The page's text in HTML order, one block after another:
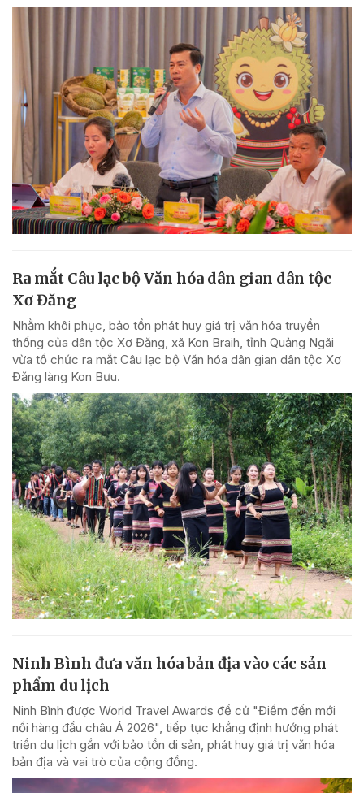
Ra mắt Câu lạc bộ Văn hóa dân gian dân tộc
Xơ Đăng
Nhằm khôi phục, bảo tồn phát huy giá trị văn hóa truyền
thống của dân tộc Xơ Đăng, xã Kon Braih, tỉnh Quảng Ngãi
vừa tổ chức ra mắt Câu lạc bộ Văn hóa dân gian dân tộc Xơ
Đăng làng Kon Bưu.
Ninh Bình đưa văn hóa bản địa vào các sản
phẩm du lịch
Ninh Bình được World Travel Awards đề cử "Điểm đến mới
nổi hàng đầu châu Á 2026", tiếp tục khẳng định hướng phát
triển du lịch gắn với bảo tồn di sản, phát huy giá trị văn hóa
bản địa và vai trò của cộng đồng.